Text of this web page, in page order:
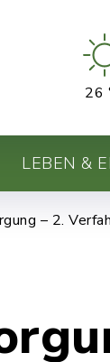
26
LEBEN &
– 2.